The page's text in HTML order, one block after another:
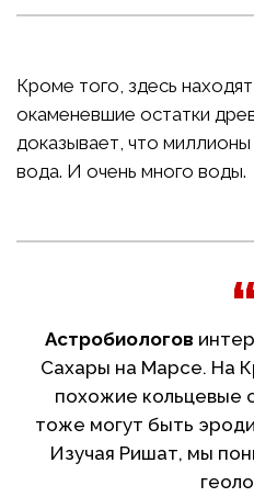
Кроме того, здесь
окаменевшие остатки
доказывает, что
вода. И очень много воды.
Астробиологов
Сахары на Марсе. На
похожие кольцевые
тоже могут быть
Изучая Ришат, мы